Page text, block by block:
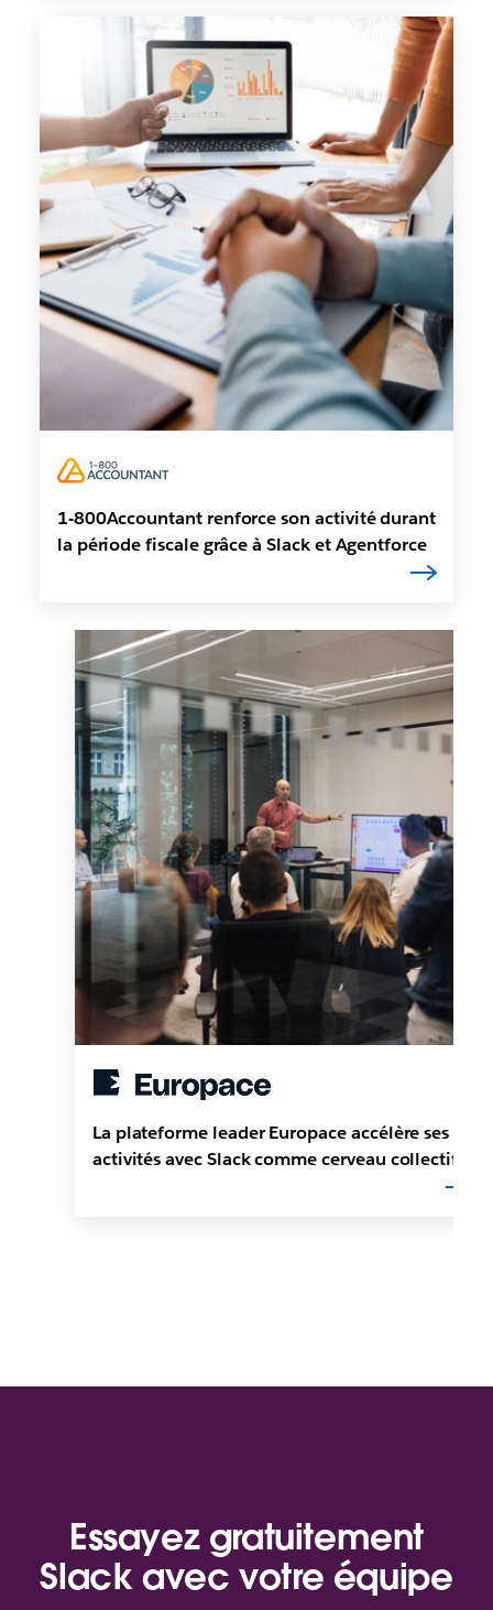
1-800Accountant renforce son activité durant
la période fiscale grâce à Slack et Agentforce
La plateforme leader Europace accélère ses
activités avec Slack comme cerveau collectif
Essayez gratuitement
Slack avec votre équipe